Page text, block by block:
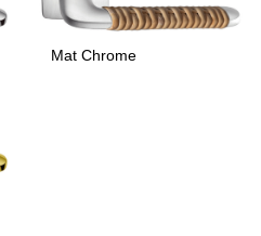
Mat Chrome